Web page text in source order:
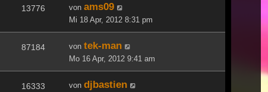
13776 von ams09
Mi 18 Apr, 2012 8:31 pm
87184 von tek-man
Mo 16 Apr, 2012 9:41 am
16333 von djbastien